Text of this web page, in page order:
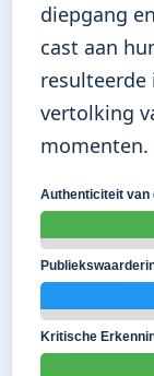
diepgang
cast aan
resulteerde
vertolking
momenten.
Authenticiteit van
Kritische